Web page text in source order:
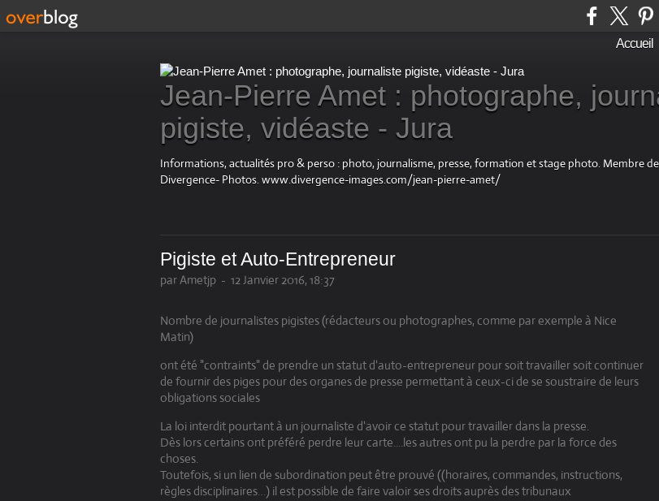
Accueil
Jean-Pierre Amet : photographe,
pigiste, vidéaste - Jura
Informations, actualités pro & perso : photo, journalisme, presse, formation et stage photo. Membre
Divergence- Photos. www.divergence-images.com/jean-pierre-amet/
Pigiste et Auto-Entrepreneur
par Ametjp - 12 Janvier 2016, 18:37
Nombre de journalistes pigistes (rédacteurs ou photographes, comme par exemple à Nice
Matin)
ont été "contraints" de prendre un statut d'auto-entrepreneur pour soit travailler soit continuer
de fournir des piges pour des organes de presse permettant à ceux-ci de se soustraire de leurs
obligations sociales
La loi interdit pourtant à un journaliste d'avoir ce statut pour travailler dans la presse.
Dès lors certains ont préféré perdre leur carte....les autres ont pu la perdre par la force des
choses.
Toutefois, si un lien de subordination peut être prouvé ((horaires, commandes, instructions,
règles disciplinaires…) il est possible de faire valoir ses droits auprès des tribunaux